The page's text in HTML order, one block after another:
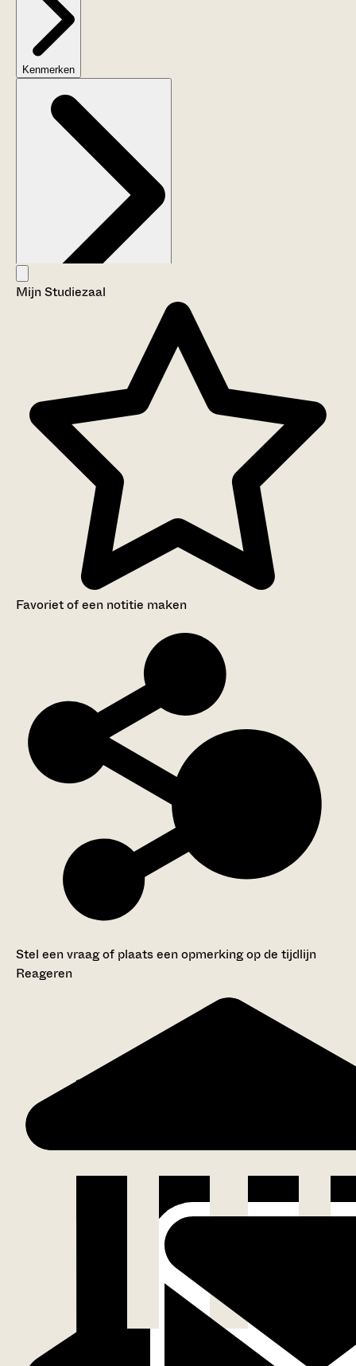
Kenmerken
Aanwijzingen voor de gebruiker
Inventaris
Mijn Studiezaal
Favoriet of een notitie maken
Stel een vraag of plaats een opmerking op de tijdlijn
Reageren